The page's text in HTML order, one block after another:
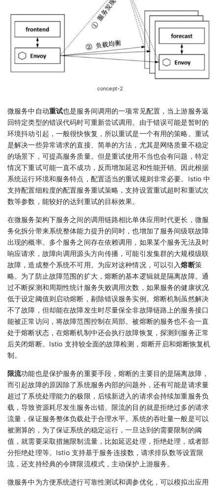
concept-2
微服务中自动重试也是服务间调用的一项常见配置，当上游服务返
回特定类型的错误代码时可重新尝试调用。由于错误可能是暂时的
环境抖动引起，一般很快恢复，所以重试是一个有用的策略。重试
是解决一些异常请求的直接、简单的方法，尤其是网络质量不稳定
的场景下，可提高服务质量。但是重试使用不当也会有问题，特定
情况下重试可能一直不成功，反而增加延迟和性能开销。因此根据
系统运行环境和服务特点，配置适当的重试规则非常必要。Istio 中
支持配置细粒度的配置服务重试策略，支持设置重试超时和重试次
数等参数，能较好的达到重试的目标效果。
在微服务架构下服务之间的调用链路相比单体应用时代更长，微服
务化拆分带来系统整体能力提升的同时，也增加了服务间级联故障
出现的概率。多个服务之间存在依赖调用，如果某个服务无法及时
响应请求，故障向调用源头方向传播，可能引发集群的大规模级联
故障，造成整个系统不可用。为应对这种情况，可以引入熔断策
略。为了防止故障范围的扩大，熔断的基本逻辑就是隔离故障。通
过不断探测和周期性统计服务失败调用次数，如果服务的健康状况
低于设定阈值则启动熔断，剔除错误服务实例。熔断机制虽然解决
不了故障，但却能在故障发生时尽量保全非故障链路上的服务接口
能被正常访问，将故障范围控制在局部。被熔断的服务也不会一直
处于熔断状态，在熔断机制中还会执行故障恢复，探测到服务正常
后关闭熔断。Istio 支持较全面的故障检测，熔断开启和熔断恢复机
制。
限流功能也是保护服务的重要手段，熔断的主要目的是隔离故障，
而引起故障的原因除了系统服务内部的问题外，还有可能是请求量
超过了系统处理能力的极限，后续新进入的请求会持续加重服务负
载，导致资源耗尽发生服务出错。限流的目的就是拒绝过多的请求
流量，保证服务整体负载处于合理水平。系统的吞吐量一般是可以
被测算的，为了保证系统的稳定运行，一旦达到的需要限制的阈
值，就需要采取措施限制流量，比如延迟处理，拒绝处理，或者部
分拒绝处理等。Istio 支持基于服务连接数，请求排队数等设置限
流，还支持经典的令牌限流模式，主动保护上游服务。
微服务中为方便系统进行可靠性测试和调参优化，可以模拟出应用